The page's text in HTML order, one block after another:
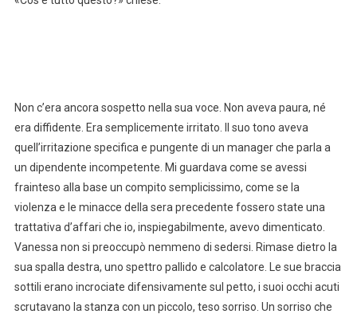
Non c’era ancora sospetto nella sua voce. Non aveva paura, né
era diffidente. Era semplicemente irritato. Il suo tono aveva
quell’irritazione specifica e pungente di un manager che parla a
un dipendente incompetente. Mi guardava come se avessi
frainteso alla base un compito semplicissimo, come se la
violenza e le minacce della sera precedente fossero state una
trattativa d’affari che io, inspiegabilmente, avevo dimenticato.
Vanessa non si preoccupò nemmeno di sedersi. Rimase dietro la
sua spalla destra, uno spettro pallido e calcolatore. Le sue braccia
sottili erano incrociate difensivamente sul petto, i suoi occhi acuti
scrutavano la stanza con un piccolo, teso sorriso. Un sorriso che